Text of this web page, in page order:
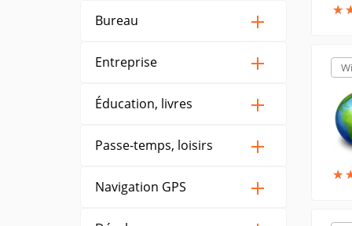
Bureau
Entreprise
Éducation, livres
Passe-temps, loisirs
Navigation GPS
★
★
★
★